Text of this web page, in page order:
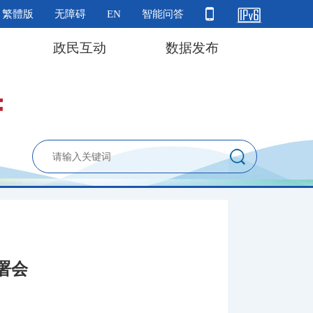
繁體版 无障碍 EN 智能问答
政民互动 数据发布
会